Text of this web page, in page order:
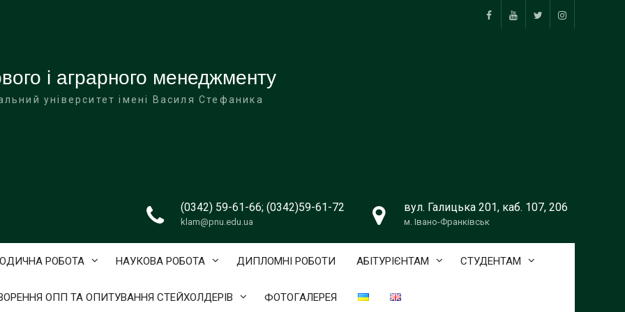
facebookyoutubetwitter instagram
і аграрного менеджменту
університет імені Василя Стефаника
(0342) 59-61-66; (0342)59-61-72
klam@pnu.edu.ua
вул. Галицька 201, каб. 107, 206
м. Івано-Франківськ
РОБОТА НАУКОВА РОБОТА ДИПЛОМНІ РОБОТИ АБІТУРІЄНТАМ СТУДЕНТАМ
ОПП ТА ОПИТУВАННЯ СТЕЙХОЛДЕРІВ ФОТОГАЛЕРЕЯ